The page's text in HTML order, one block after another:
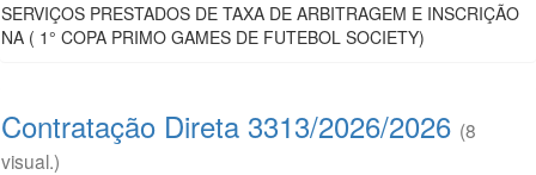
SERVIÇOS PRESTADOS DE TAXA DE ARBITRAGEM E INSCRIÇÃO
NA ( 1° COPA PRIMO GAMES DE FUTEBOL SOCIETY)
Contratação Direta 3313/2026/2026 (8
visual.)